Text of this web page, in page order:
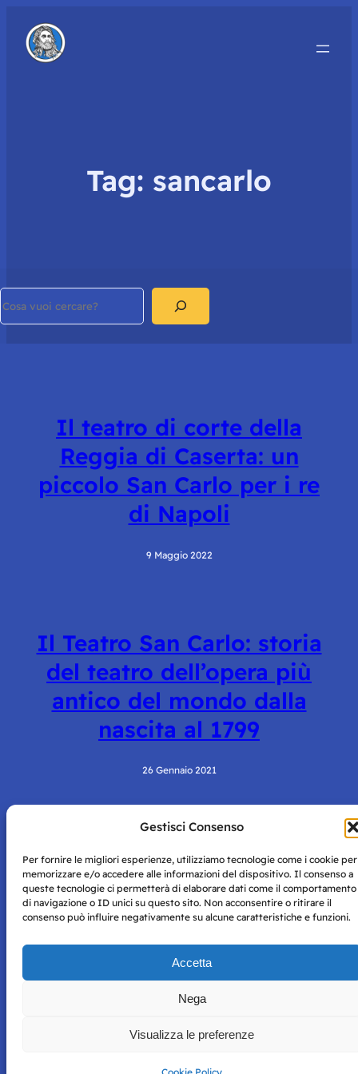
Gestisci Consenso
Per fornire le migliori esperienze, utilizziamo tecnologie come i cookie per
memorizzare e/o accedere alle informazioni del dispositivo. Il consenso a
queste tecnologie ci permetterà di elaborare dati come il comportamento
di navigazione o ID unici su questo sito. Non acconsentire o ritirare il
consenso può influire negativamente su alcune caratteristiche e funzioni.
Accetta
Nega
Visualizza le preferenze
Tag: sancarlo
Il teatro di corte della
Reggia di Caserta: un
piccolo San Carlo per i re
di Napoli
9 Maggio 2022
Il Teatro San Carlo: storia
del teatro dell’opera più
antico del mondo dalla
nascita al 1799
26 Gennaio 2021
Storie di Napoli è una testata registrata presso il tribunale di
per mero scopo didattico e informativo.
Tutti i diritti riservati, ogni tentativo di copia sarà
perseguito secondo i termini di legge. Si nega l’utilizzo delle
Policy